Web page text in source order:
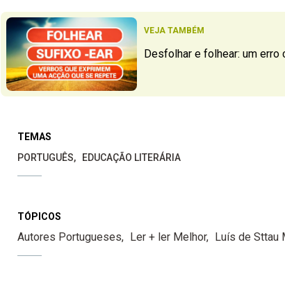
VEJA TAMBÉM
Desfolhar e folhear: um erro
TEMAS
PORTUGUÊS
EDUCAÇÃO LITERÁRIA
TÓPICOS
Autores Portugueses Ler + ler Melhor Luís de Sttau